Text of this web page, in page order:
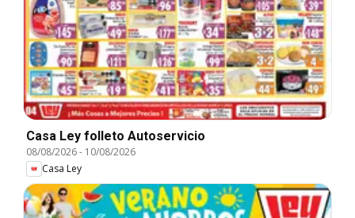
Casa Ley folleto Autoservicio
08/08/2026- 10/08/2026
Casa Ley